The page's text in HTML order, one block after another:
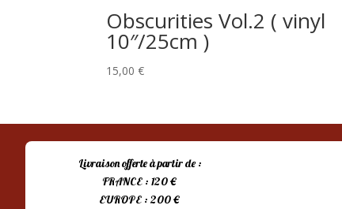
Obscurities Vol.2 ( vinyl
10″/25cm )
15,00€
Livraison offerte à partir de :
FRANCE : 120 €
EUROPE : 200 €